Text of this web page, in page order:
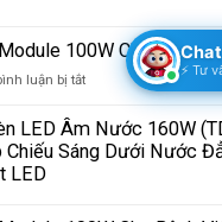
100W Cho Kho
luận bị tắtở
Pha
Module
100W
LED Âm Nước 160W
Chiếu Sáng Dưới Nước
LED
⚡ Tư